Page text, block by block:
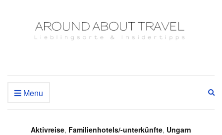
Menu
Aktivreise, Familienhotels/-unterkünfte, Ungarn